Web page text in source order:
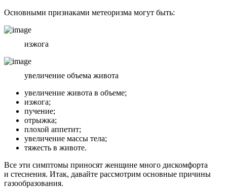
Основными признаками метеоризма могут быть:
изжога
увеличение объема живота
увеличение живота в объеме;
изжога;
пучение;
отрыжка;
плохой аппетит;
увеличение массы тела;
тяжесть в животе.
Все эти симптомы приносят женщине много дискомфорта
и стеснения. Итак, давайте рассмотрим основные причины
газообразования.